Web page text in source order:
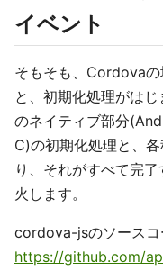
イベント
そもそも、Cordovaの
と、初期化処理がは
のネイティブ部分
C)の初期化処理と、
り、それがすべて完
火します。
cordova-jsのソースコ
https://github.com/